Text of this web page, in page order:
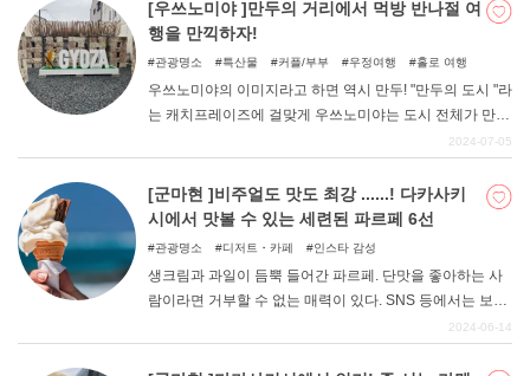
가 자리 잡은 것도 이런 배경이 있었기 때문이라고 할 수 있
다. 이번에는 그런 다카사키 파스타의 추천 가게를 소개합
니다.
[우쓰노미야 ]만두의 거리에서 먹방 반나절 여
행을 만끽하자!
관광명소 특산물 커플/부부 우정여행 홀로 여행
우쓰노미야의 이미지라고 하면 역시 만두! "만두의 도시 "라
는 캐치프레이즈에 걸맞게 우쓰노미야는 도시 전체가 만두
서 새로운 것을 해보고 싶은 여러분, 새로운 것을 해보고 싶
으신가요? 여름 전의 쁘띠 드라이브 여행으로 우쓰노미야
를 선택해 보세요. 도치기 하면 닛코 등 유명 관광지가 있지
2024-07-05
[군마현 ]비주얼도 맛도 최강 ......! 다카사키
시에서 맛볼 수 있는 세련된 파르페 6선
관광명소 디저트・카페 인스타 감성
생크림과 과일이 듬뿍 들어간 파르페. 단맛을 좋아하는 사
람이라면 거부할 수 없는 매력이 있다. SNS 등에서는 보기
만 해도 먹음직스러운 파르페를 자주 볼 수 있는데, 나도 모
2024-06-14